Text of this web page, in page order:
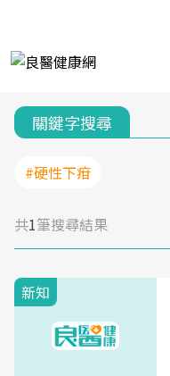
關鍵字搜尋
#硬性下疳
共1筆搜尋結果
新知